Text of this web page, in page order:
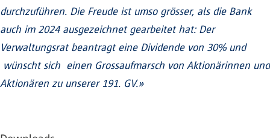
durchzuführen. Die Freude ist umso grösser, als die Bank
auch im 2024 ausgezeichnet gearbeitet hat: Der
Verwaltungsrat beantragt eine Dividende von 30% und
wünscht sich einen Grossaufmarsch von Aktionärinnen und
Aktionären zu unserer 191. GV.»